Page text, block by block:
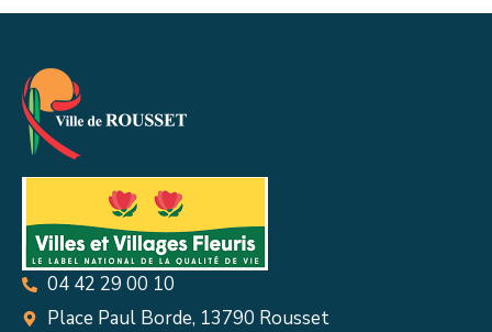
04 42 29 00 10
Place Paul Borde, 13790 Rousset